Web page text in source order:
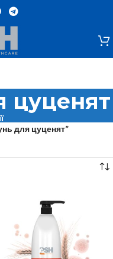
цуценят
для цуценят”